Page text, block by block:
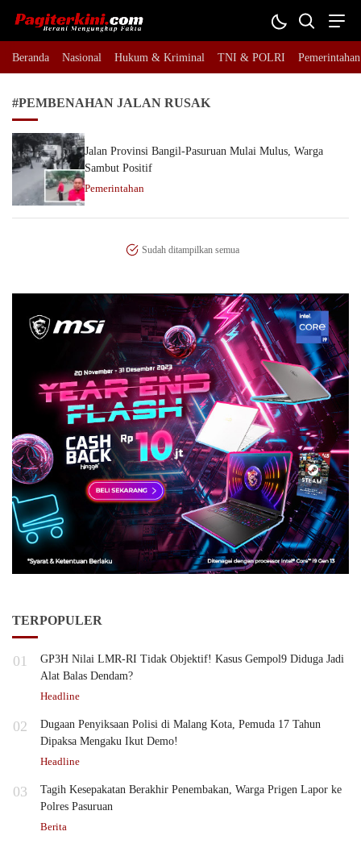
Pagiterkini.com
Berani Mengungkap Fakta
Beranda Nasional Hukum & Kriminal TNI & POLRI Pemerintahan
#PEMBENAHAN JALAN RUSAK
Jalan Provinsi Bangil-Pasuruan Mulai Mulus, Warga
Sambut Positif
Pemerintahan
Sudah ditampilkan semua
TERPOPULER
01
GP3H Nilai LMR-RI Tidak Objektif! Kasus Gempol9 Diduga Jadi
Alat Balas Dendam?
Headline
02
Dugaan Penyiksaan Polisi di Malang Kota, Pemuda 17 Tahun
Dipaksa Mengaku Ikut Demo!
Headline
03
Tagih Kesepakatan Berakhir Penembakan, Warga Prigen Lapor ke
Polres Pasuruan
Berita